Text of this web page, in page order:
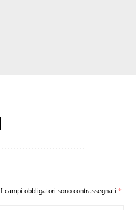
I campi obbligatori sono contrassegnati *